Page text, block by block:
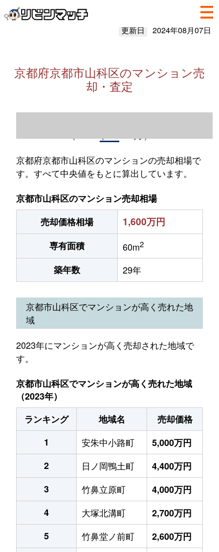
更新日 2024年08月07日
京都府京都市山科区のマンション売
却・査定
京都府京都市山科区のマンションの売却相場で
す。すべて中央値をもとに算出しています。
京都市山科区のマンション売却相場
売却価格相場
1,600万円
専有面積 60m2
築年数 29年
京都市山科区でマンションが高く売れた地
域
2023年にマンションが高く売却された地域で
す。
京都市山科区でマンションが高く売れた地域
（2023年）
ランキング
地域名
売却価格
1
安朱中小路町
5,000万円
2
日ノ岡鴨土町
4,400万円
3
竹鼻立原町
4,000万円
4
大塚北溝町
2,700万円
5
竹鼻堂ノ前町
2,600万円